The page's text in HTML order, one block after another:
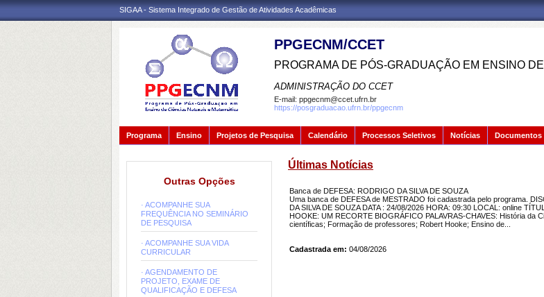
SIGAA - Sistema Integrado de Gestão de Atividades Acadêmicas
PPGECNM/CCET
PROGRAMA DE PÓS-GRADUAÇÃO EM ENSINO
ADMINISTRAÇÃO DO CCET
E-mail: ppgecnm@ccet.ufrn.br
https://posgraduacao.ufrn.br/ppgecnm
Programa Ensino Projetos de Pesquisa Calendário Processos Seletivos Notícias Documentos
Outras Opções
· ACOMPANHE SUA
FREQUÊNCIA NO SEMINÁRIO
DE PESQUISA
· ACOMPANHE SUA VIDA
CURRICULAR
· AGENDAMENTO DE
PROJETO, EXAME DE
QUALIFICAÇÃO E DEFESA
Últimas Notícias
Banca de DEFESA: RODRIGO DA SILVA DE SOUZA
Uma banca de DEFESA de MESTRADO foi cadastrada pelo programa.
DA SILVA DE SOUZA DATA : 24/08/2026 HORA: 09:30 LOCAL: online
HOOKE: UM RECORTE BIOGRÁFICO PALAVRAS-CHAVES: História da
científicas; Formação de professores; Robert Hooke; Ensino de...
Cadastrada em: 04/08/2026